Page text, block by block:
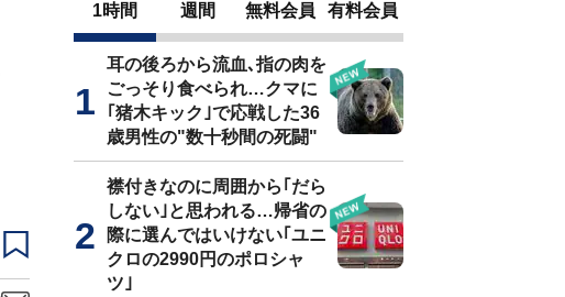
1時間 週間 無料会員 有料会員
耳の後ろから流血､指の肉を
ごっそり食べられ…クマに
｢猪木キック｣で応戦した36
歳男性の"数十秒間の死闘"
襟付きなのに周囲から｢だら
しない｣と思われる…帰省の
際に選んではいけない｢ユニ
クロの2990円のポロシャ
ツ｣